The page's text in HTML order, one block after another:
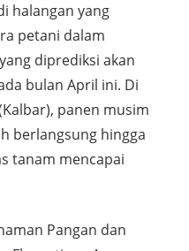
halangan yang
petani dalam
diprediksi akan
bulan April ini. Di
panen musim
berlangsung hingga
tanam mencapai
Pangan dan